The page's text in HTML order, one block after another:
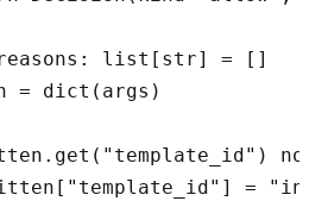
list[str] = []
= dict(args)
=